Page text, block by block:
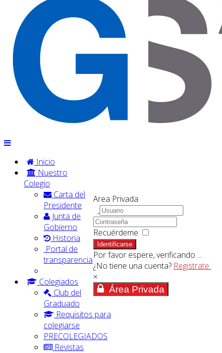
Area Privada
Recuérdeme
Identificarse
Por favor espere, verificando ...
¿No tiene una cuenta? Registrate
×
Área Privada
Inicio
Nuestro
Colegio
Carta del
Presidente
Junta de
Gobierno
Historia
Portal de
transparencia
Colegiados
Club del
Graduado
Requisitos para
colegiarse
PRECOLEGIADOS
Revistas